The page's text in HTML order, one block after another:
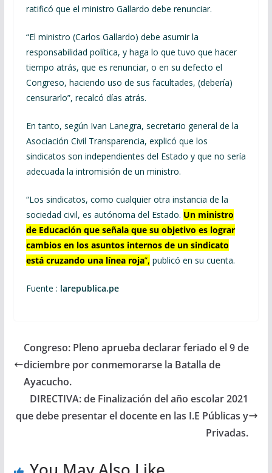
ratificó que el ministro Gallardo debe renunciar.
“El ministro (Carlos Gallardo) debe asumir la
responsabilidad política, y haga lo que tuvo que hacer
tiempo atrás, que es renunciar, o en su defecto el
Congreso, haciendo uso de sus facultades, (debería)
censurarlo”, recalcó días atrás.
En tanto, según Ivan Lanegra, secretario general de la
Asociación Civil Transparencia, explicó que los
sindicatos son independientes del Estado y que no sería
adecuada la intromisión de un ministro.
“Los sindicatos, como cualquier otra instancia de la
sociedad civil, es autónoma del Estado. Un ministro
de Educación que señala que su objetivo es lograr
cambios en los asuntos internos de un sindicato
está cruzando una línea roja”, publicó en su cuenta.
Fuente : larepublica.pe
Congreso: Pleno aprueba declarar feriado el 9 de
diciembre por conmemorarse la Batalla de
Ayacucho.
DIRECTIVA: de Finalización del año escolar 2021
que debe presentar el docente en las I.E Públicas y
Privadas.